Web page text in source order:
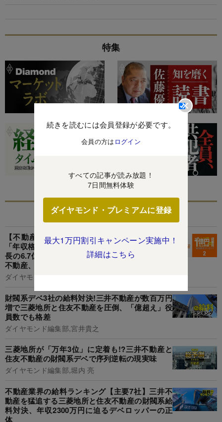
続きを読むには会員登録が必要です。
会員の方は ログイン
すべての記事が読み放題！
7日間無料体験
ダイヤモンド・プレミアムに登録
最大1万円割引キャンペーン実施中！
詳細はこちら
特集
あなたにおすすめ
【不動産67人】年収1億円以上の幹部vs従業員
「年収格差」ランキング!1位はオープンハウス社
長の6.7億円で一般社員のなんと72倍以上...三井
不動産、住友不動産、三菱地所の格差の実態は?
ダイヤモンド編集部,清水理裕
財閥系デベ3社の給料対決!三井不動産が数百万円
増で三菱地所と住友不動産を圧倒、「億超え」役
員数でも格差
ダイヤモンド編集部,宮井貴之
三菱地所が「万年3位」に定着も!?三井不動産と
住友不動産の財閥系デベで序列逆転の現実味
ダイヤモンド編集部,堀内 亮
不動産業界の給料ランキング【主要7社】三井不
動産を猛追する三菱地所と住友不動産の財閥系給
料対決、年収2300万円に迫るデベロッパーの正
体